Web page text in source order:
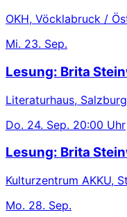
OKH, Vöcklabruck /
Mi. 23. Sep.
Lesung: Brita
Literaturhaus,
Do. 24. Sep. 20:00 Uhr
Lesung: Brita
Kulturzentrum AKKU,
Mo. 28. Sep.